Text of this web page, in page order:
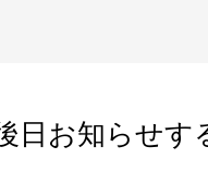
お知らせす